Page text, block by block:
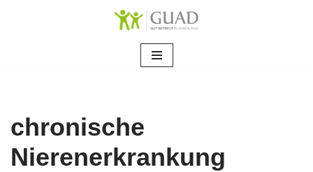
chronische
Nierenerkrankung